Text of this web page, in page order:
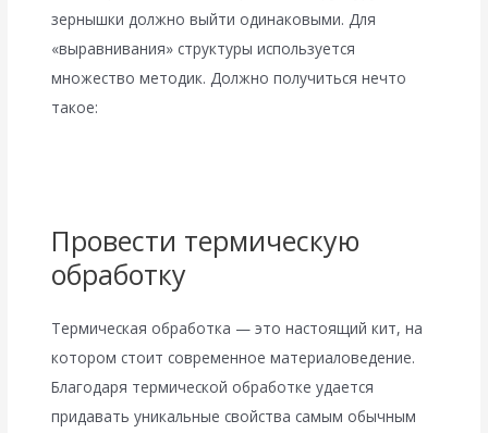
зернышки должно выйти одинаковыми. Для
«выравнивания» структуры используется
множество методик. Должно получиться нечто
такое:
Провести термическую
обработку
Термическая обработка — это настоящий кит, на
котором стоит современное материаловедение.
Благодаря термической обработке удается
придавать уникальные свойства самым обычным